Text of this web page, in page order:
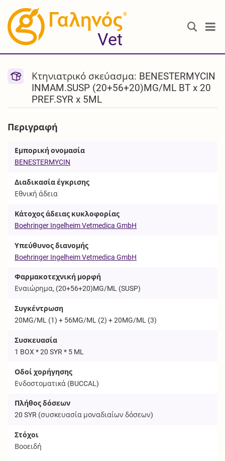
®
Vet
Κτηνιατρικό σκεύασμα: BENESTERMYCIN
INMAM.SUSP (20+56+20)MG/ML BT x 20
PREF.SYR x 5ML
Περιγραφή
Εμπορική ονομασία
BENESTERMYCIN
Διαδικασία έγκρισης
Εθνική άδεια
Κάτοχος άδειας κυκλοφορίας
Boehringer Ingelheim Vetmedica GmbH
Υπεύθυνος διανομής
Boehringer Ingelheim Vetmedica GmbH
Φαρμακοτεχνική μορφή
Εναιώρημα, (20+56+20)MG/ML (SUSP)
Συγκέντρωση
20MG/ML (1) + 56MG/ML (2) + 20MG/ML (3)
Συσκευασία
1 BOX * 20 SYR * 5 ML
Οδοί χορήγησης
Ενδοστοματικά (BUCCAL)
Πλήθος δόσεων
20SYR (συσκευασία μοναδιαίων δόσεων)
Στόχοι
Βοοειδή